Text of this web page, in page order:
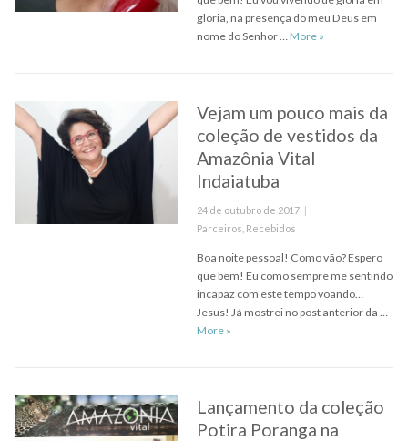
glória, na presença do meu Deus em
nome do Senhor …More Stúdio Sozo a
»
Vejam um pouco mais da
coleção de vestidos da
Amazônia Vital
Indaiatuba
Posted
on
24 de outubro de 2017
Categories
Parceiros Recebidos
Boa noite pessoal! Como vão? Espero
que bem! Eu como sempre me sentindo
incapaz com este tempo voando…
Jesus! Já mostrei no post anterior da …
More Vejam um pouco mais da coleção
»
Lançamento da coleção
Potira Poranga na